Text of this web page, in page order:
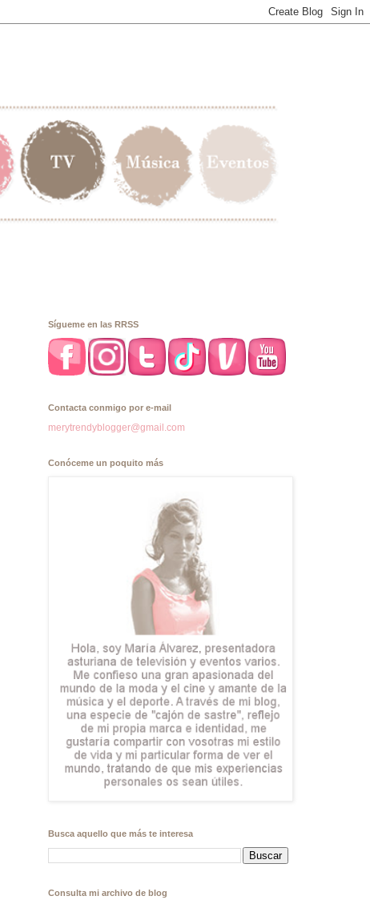
Sígueme en las RRSS
Contacta conmigo por e-mail
merytrendyblogger@gmail.com
Conóceme un poquito más
Busca aquello que más te interesa
Consulta mi archivo de blog